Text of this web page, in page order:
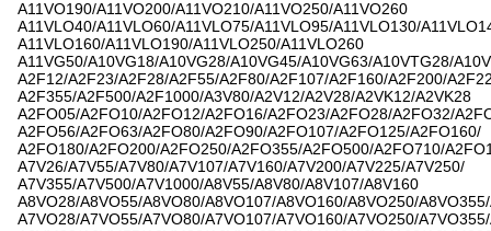
A11VO190/A11VO200/A11VO210/A11VO250/A11VO260
A11VLO40/A11VLO60/A11VLO75/A11VLO95/A11VLO130/
A11VLO160/A11VLO190/A11VLO250/A11VLO260
A11VG50/A10VG18/A10VG28/A10VG45/A10VG63/A10VTG28/
A2F12/A2F23/A2F28/A2F55/A2F80/A2F107/A2F160/A2F200/
A2F355/A2F500/A2F1000/A3V80/A2V12/A2V28/A2VK12/A2VK28
A2FO05/A2FO10/A2FO12/A2FO16/A2FO23/A2FO28/A2FO32/
A2FO56/A2FO63/A2FO80/A2FO90/A2FO107/A2FO125/A2FO160/
A2FO180/A2FO200/A2FO250/A2FO355/A2FO500/A2FO710/
A7V26/A7V55/A7V80/A7V107/A7V160/A7V200/A7V225/A7V250/
A7V355/A7V500/A7V1000/A8V55/A8V80/A8V107/A8V160
A8VO28/A8VO55/A8VO80/A8VO107/A8VO160/A8VO250/
A7VO28/A7VO55/A7VO80/A7VO107/A7VO160/A7VO250/